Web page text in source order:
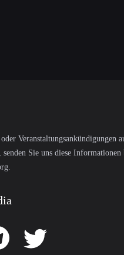
Veranstaltungsankündigungen
Sie uns diese